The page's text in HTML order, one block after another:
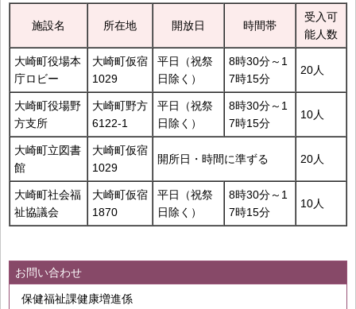
施設名 所在地 開放日 時間帯
受入可
能人数
大崎町役場本
庁ロビー
大崎町仮宿
1029
平日（祝祭
日除く）
8時30分～1
7時15分
20人
大崎町役場野
方支所
大崎町野方
6122-1
平日（祝祭
日除く）
8時30分～1
7時15分
10人
大崎町立図書
館
大崎町仮宿
1029
開所日・時間に準ずる 20人
大崎町社会福
祉協議会
大崎町仮宿
1870
平日（祝祭
日除く）
8時30分～1
7時15分
10人
お問い合わせ
保健福祉課健康増進係